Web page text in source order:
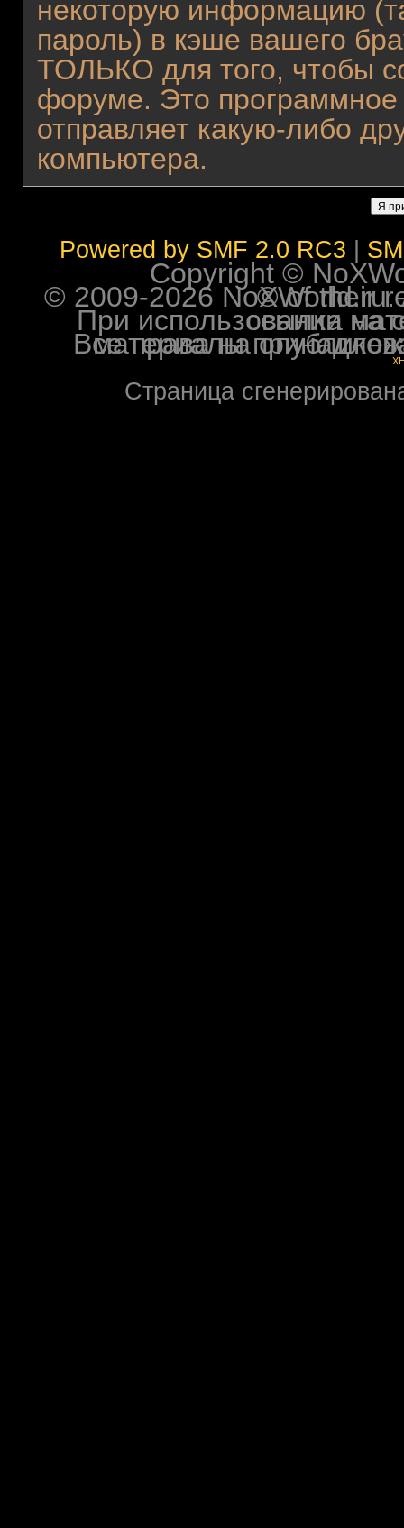
некоторую информацию
пароль) в кэше вашего
ТОЛЬКО для того, чтобы
форуме. Это программное
отправляет какую-либо
компьютера.
Powered by SMF 2.0 RC3
Copyright ©
© 2009-2026 NoXWorld.ru. All
При использовании
Все права на опубликованные на форуме
Страница